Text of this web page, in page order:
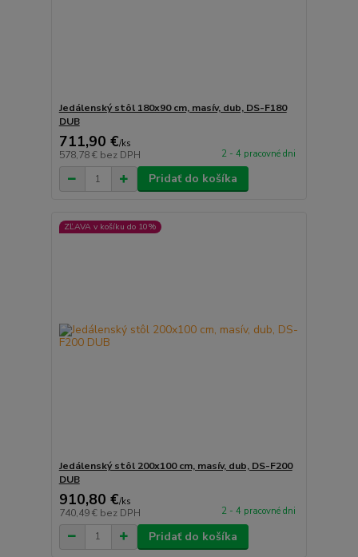
Jedálenský stôl 180x90 cm, masív, dub, DS-F180
DUB
711,90 €/ks
578,78 € bez DPH 2 - 4 pracovné dni
Pridať do košíka
ZĽAVA v košíku do 10%
Jedálenský stôl 200x100 cm, masív, dub, DS-F200
DUB
910,80 €/ks
740,49 € bez DPH 2 - 4 pracovné dni
Pridať do košíka